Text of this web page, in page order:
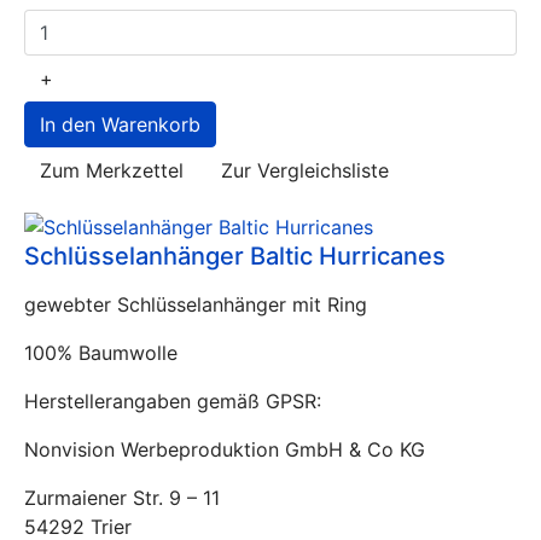
+
Zum Merkzettel Zur Vergleichsliste
Schlüsselanhänger Baltic Hurricanes
gewebter Schlüsselanhänger mit Ring
100% Baumwolle
Herstellerangaben gemäß GPSR:
Nonvision Werbeproduktion GmbH & Co KG
Zurmaiener Str. 9 – 11
54292 Trier